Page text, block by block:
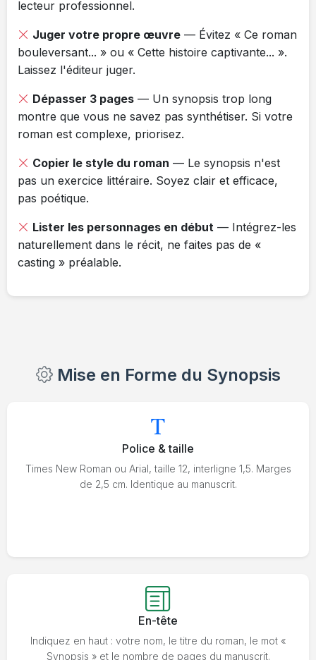
lecteur professionnel.
Juger votre propre œuvre — Évitez « Ce roman
bouleversant... » ou « Cette histoire captivante... ».
Laissez l'éditeur juger.
Dépasser 3 pages — Un synopsis trop long
montre que vous ne savez pas synthétiser. Si votre
roman est complexe, priorisez.
Copier le style du roman — Le synopsis n'est
pas un exercice littéraire. Soyez clair et efficace,
pas poétique.
Lister les personnages en début — Intégrez-les
naturellement dans le récit, ne faites pas de «
casting » préalable.
Mise en Forme du Synopsis
Police & taille
Times New Roman ou Arial, taille 12, interligne 1,5. Marges
de 2,5 cm. Identique au manuscrit.
En-tête
Indiquez en haut : votre nom, le titre du roman, le mot «
Synopsis » et le nombre de pages du manuscrit.